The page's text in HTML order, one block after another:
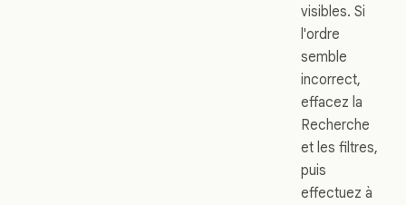
visibles. Si
l'ordre
semble
incorrect,
effacez la
Recherche
et les filtres,
puis
effectuez à